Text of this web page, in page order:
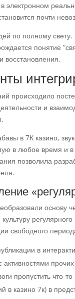
электронном
почти
по полному свету.
понятие
восстановления.
происходило
и
в 7К казино,
в любое время
позволила
основу
свободного
в
пропустить что-то
в казино 7к) в